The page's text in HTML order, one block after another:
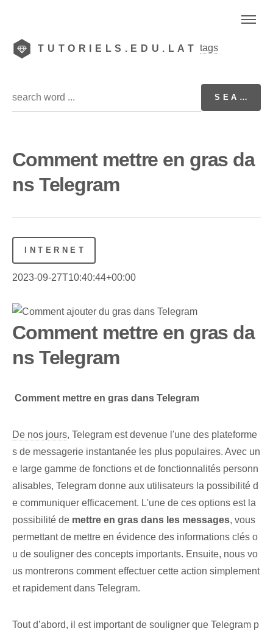
TUTORIELS.EDU.LAT tags
Comment mettre en gras da
ns Telegram
INTERNET
2023-09-27T10:40:44+00:00
Comment mettre en gras da
ns Telegram
Comment mettre en gras dans Telegram
De nos jours, Telegram​ est devenue l'une des plateforme
s de messagerie instantanée les plus populaires. ⁤Avec ⁢un
e large gamme⁤ ​​de fonctions et de fonctionnalités personn
alisables, Telegram donne aux utilisateurs la possibilité d
e communiquer ⁤efficacement. L'une de ces options est la
possibilité de mettre en gras dans les messages, vous
permettant de mettre en évidence des informations clés o
u de souligner des concepts importants. Ensuite, nous vo
us montrerons comment effectuer cette action simplement
et rapidement dans Telegram.
Tout d’abord, il est important de souligner que Telegram p